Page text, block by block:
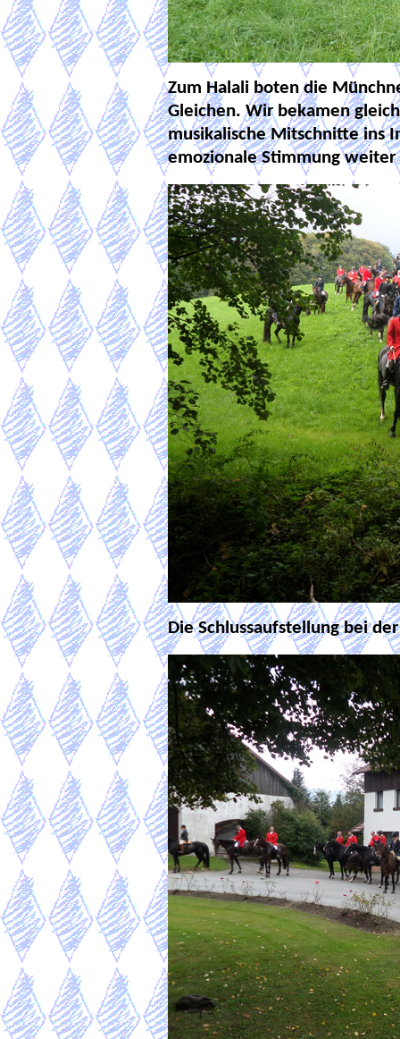
Zum Halali boten die
Gleichen. Wir bekamen
musikalische Mitschnitte ins
emozionale Stimmung weiter
Die Schlussaufstellung bei